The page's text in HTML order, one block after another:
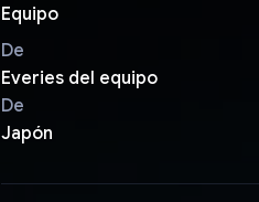
Equipo
De
Everies del equipo
De
Japón